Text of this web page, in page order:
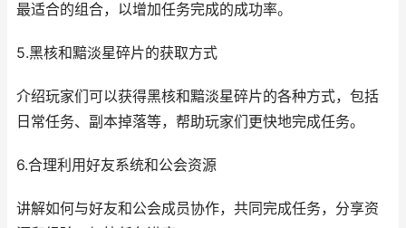
最适合的组合，以增加任务完成的成功率。
5.黑核和黯淡星碎片的获取方式
介绍玩家们可以获得黑核和黯淡星碎片的各种方式，包括
日常任务、副本掉落等，帮助玩家们更快地完成任务。
6.合理利用好友系统和公会资源
讲解如何与好友和公会成员协作，共同完成任务，分享资